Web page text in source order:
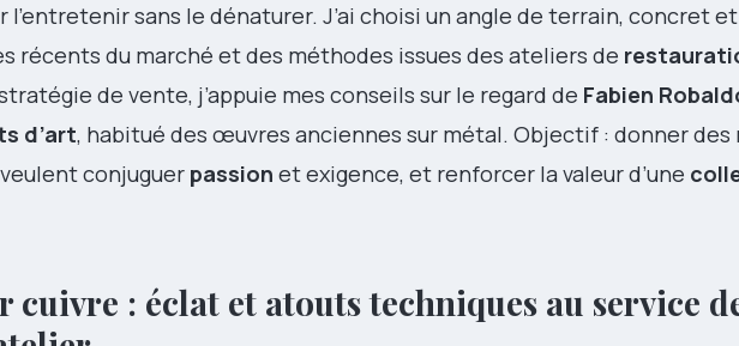
l’entretenir sans le dénaturer. J’ai choisi un angle de terrain, concret
récents du marché et des méthodes issues des ateliers de
de vente, j’appuie mes conseils sur le regard de Fabien
d’art, habitué des œuvres anciennes sur métal. Objectif : donner des
conjuguer passion et exigence, et renforcer la valeur d’une
cuivre : éclat et atouts techniques au service